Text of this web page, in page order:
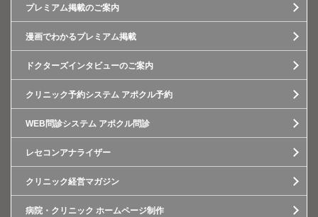
プレミアム掲載のご案内
漫画でわかるプレミアム掲載
ドクターズインタビューのご案内
クリニック予約システム アポクル予約
WEB問診システム アポクル問診
レセコンアナライザー
クリニック経営マガジン
病院・クリニック ホームページ制作